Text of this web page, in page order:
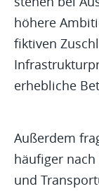
höhere
fiktiven
erhebliche
Außerdem
häufiger
und